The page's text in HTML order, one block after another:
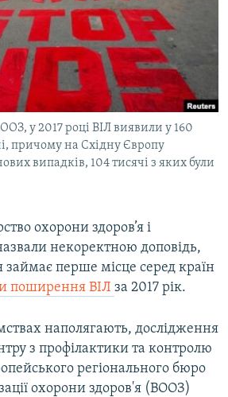
КРИМУ
у 2017 році ВІЛ виявили у 160
причому на Східну Європу
випадків, 104 тисячі з яких були
охорони здоров’я і
некоректною доповідь,
займає перше місце серед країн
поширення ВІЛ за 2017 рік.
наполягають, дослідження
з профілактики та контролю
регіонального бюро
охорони здоров'я (ВООЗ)